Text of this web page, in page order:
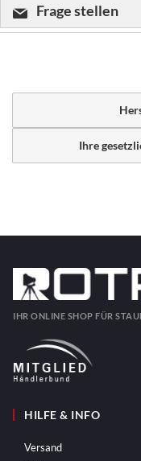
Frage stellen
Ihre
IHR ONLINE SHOP FÜR
HILFE & INFO
Versand